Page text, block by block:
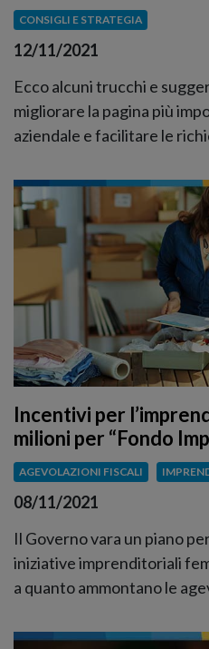
CONSIGLI E STRATEGIA
12/11/2021
Ecco alcuni trucchi e
migliorare la pagina più
aziendale e facilitare le
Incentivi per
milioni per “Fondo
AGEVOLAZIONI FISCALI
08/11/2021
Il Governo vara un piano
iniziative imprenditoriali
a quanto ammontano le